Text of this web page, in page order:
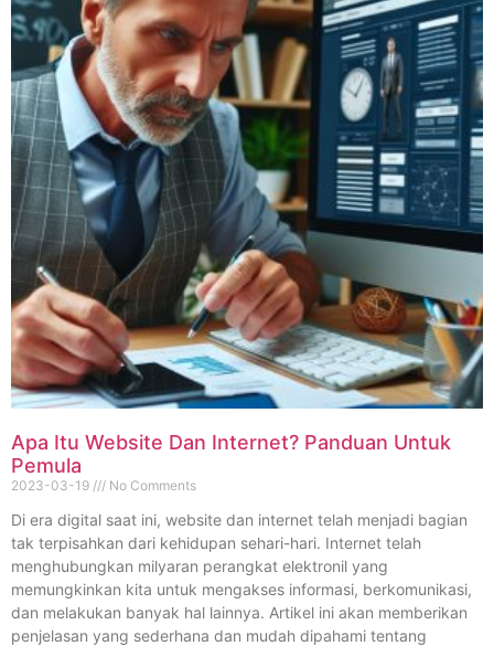
Apa Itu Website Dan Internet? Panduan Untuk
Pemula
2023-03-19 No Comments
Di era digital saat ini, website dan internet telah menjadi bagian
tak terpisahkan dari kehidupan sehari-hari. Internet telah
menghubungkan milyaran perangkat elektronil yang
memungkinkan kita untuk mengakses informasi, berkomunikasi,
dan melakukan banyak hal lainnya. Artikel ini akan memberikan
penjelasan yang sederhana dan mudah dipahami tentang